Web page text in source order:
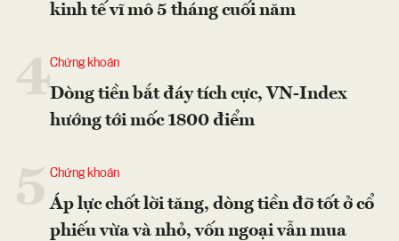
kinh tế vĩ mô 5 tháng cuối năm
4Chứng khoán
Dòng tiền bắt đáy tích cực, VN-Index
hướng tới mốc 1800 điểm
Chứng khoán
Áp lực chốt lời tăng, dòng tiền đỡ tốt ở cổ
phiếu vừa và nhỏ, vốn ngoại vẫn mua